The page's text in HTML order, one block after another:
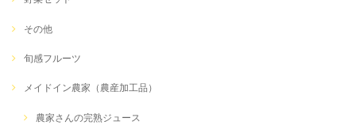
その他
旬感フルーツ
メイドイン農家（農産加工品）
農家さんの完熟ジュース